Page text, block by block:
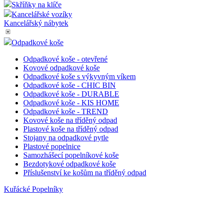
Skříňky na klíče
Kancelářské vozíky
Kancelářský nábytek
Odpadkové koše
Odpadkové koše - otevřené
Kovové odpadkové koše
Odpadkové koše s výkyvným víkem
Odpadkové koše - CHIC BIN
Odpadkové koše - DURABLE
Odpadkové koše - KIS HOME
Odpadkové koše - TREND
Kovové koše na tříděný odpad
Plastové koše na tříděný odpad
Stojany na odpadkové pytle
Plastové popelnice
Samozhášecí popelníkové koše
Bezdotykové odpadkové koše
Příslušenství ke košům na tříděný odpad
Kuřácké Popelníky